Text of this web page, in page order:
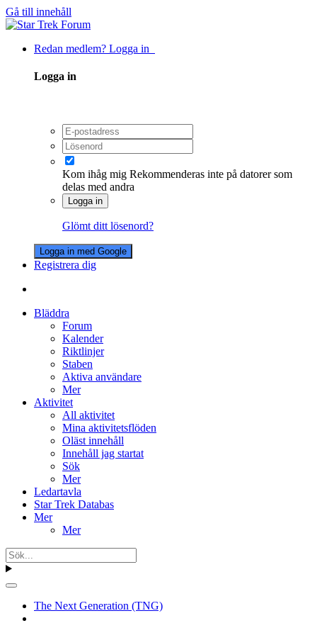
Gå till innehåll
Redan medlem? Logga in
Logga in
Kom ihåg mig Rekommenderas inte på datorer som
delas med andra
Logga in
Glömt ditt lösenord?
Logga in med Google
Registrera dig
Bläddra
Forum
Kalender
Riktlinjer
Staben
Aktiva användare
Mer
Aktivitet
All aktivitet
Mina aktivitetsflöden
Oläst innehåll
Innehåll jag startat
Sök
Mer
Ledartavla
Star Trek Databas
Mer
Mer
The Next Generation (TNG)